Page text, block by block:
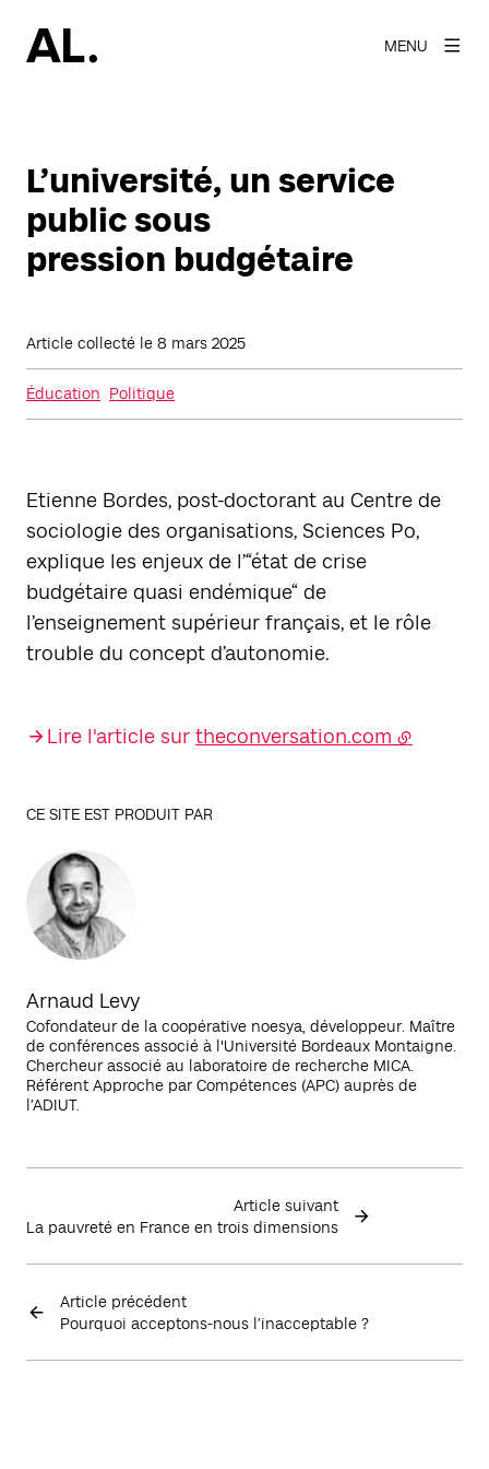
MENU
L’université, un service
public sous
pression budgétaire
Article collecté le 8 mars 2025
Éducation Politique
Etienne Bordes, post-doctorant au Centre de
sociologie des organisations, Sciences Po,
explique les enjeux de l’“état de crise
budgétaire quasi endémique“ de
l’enseignement supérieur français, et le rôle
trouble du concept d’autonomie.
Lire l'article sur theconversation.com
CE SITE EST PRODUIT PAR
Arnaud Levy
Cofondateur de la coopérative noesya, développeur. Maître
de conférences associé à l'Université Bordeaux Montaigne.
Chercheur associé au laboratoire de recherche MICA.
Référent Approche par Compétences (APC) auprès de
l’ADIUT.
Article précédent
Pourquoi acceptons-nous l’inacceptable ?
Article suivant
La pauvreté en France en trois dimensions